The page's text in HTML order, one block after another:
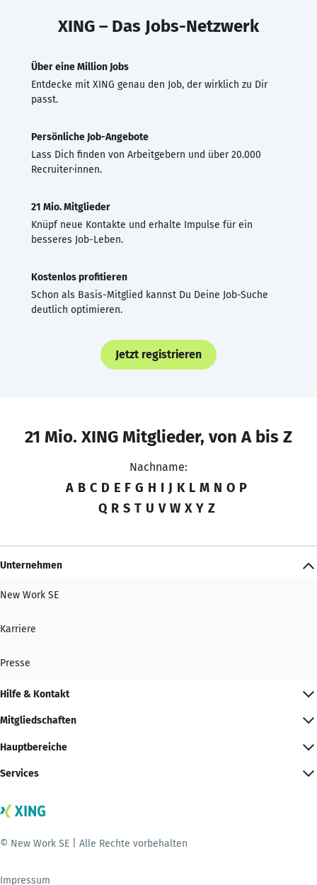
XING – Das Jobs-Netzwerk
Über eine Million Jobs
Entdecke mit XING genau den Job, der wirklich zu Dir
passt.
Persönliche Job-Angebote
Lass Dich finden von Arbeitgebern und über 20.000
Recruiter·innen.
21 Mio. Mitglieder
Knüpf neue Kontakte und erhalte Impulse für ein
besseres Job-Leben.
Kostenlos profitieren
Schon als Basis-Mitglied kannst Du Deine Job-Suche
deutlich optimieren.
Jetzt registrieren
21 Mio. XING Mitglieder, von A bis Z
Nachname:
A B C D E F G H I J K L M N O P
Q R S T U V W X Y Z
Unternehmen
New Work SE
Karriere
Presse
Hilfe & Kontakt
Mitgliedschaften
Hauptbereiche
Services
© New Work SE | Alle Rechte vorbehalten
Impressum